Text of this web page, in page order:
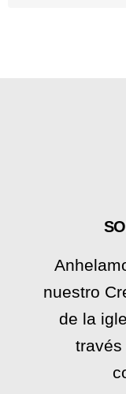
nuestro
de la
través